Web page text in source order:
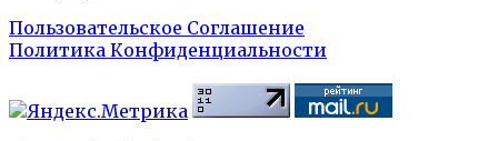
Пользовательское Соглашение
Политика Конфиденциальности